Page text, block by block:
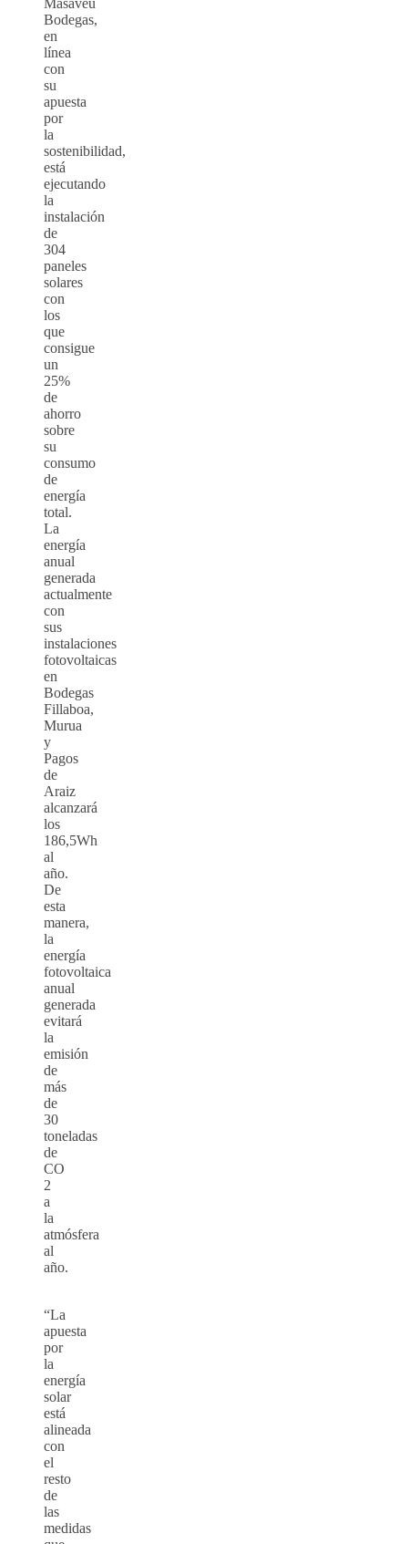
Masaveu
Bodegas,
en
línea
con
su
apuesta
por
la
sostenibilidad,
está
ejecutando
la
instalación
de
304
paneles
solares
con
los
que
consigue
un
25%
de
ahorro
sobre
su
consumo
de
energía
total.
La
energía
anual
generada
actualmente
con
sus
instalaciones
fotovoltaicas
en
Bodegas
Fillaboa,
Murua
y
Pagos
de
Araiz
alcanzará
los
186,5Wh
al
año.
De
esta
manera,
la
energía
fotovoltaica
anual
generada
evitará
la
emisión
de
más
de
30
toneladas
de
CO
2
a
la
atmósfera
al
año.
“La
apuesta
por
la
energía
solar
está
alineada
con
el
resto
de
las
medidas